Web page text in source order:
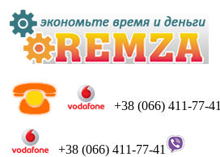
+38 (066) 411-77-41
+38 (066) 411-77-41